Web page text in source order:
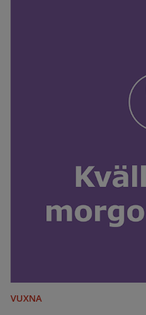
VUXNA